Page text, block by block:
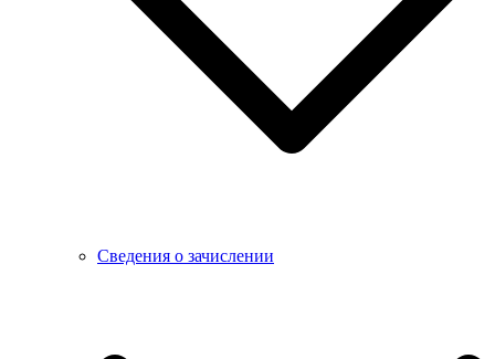
Сведения о зачислении